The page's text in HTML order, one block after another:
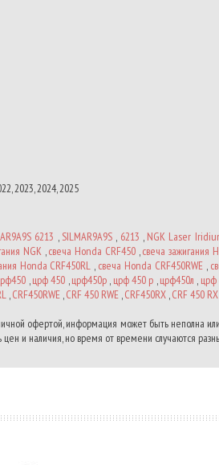
2023, 2024, 2025
6213 , SILMAR9A9S, 6213 , NGK Laser
NGK,свеча Honda CRF450,свеча зажигания
Honda CRF450RL , свеча Honda CRF450RWE ,
,црф 450 ,црф450р, црф 450 р ,црф450л , црф
,CRF450RWE ,CRF 450 RWE ,CRF450RX ,CRF 450 RX
офертой, информация может быть неполна
и наличия, но время от времени случаются